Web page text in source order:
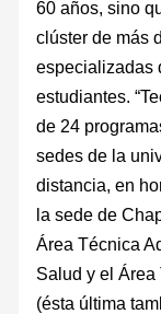
60 años, sino
clúster de más
especializadas
estudiantes.
de 24
sedes de la
distancia, en
la sede de
Área Técnica
Salud y el
(ésta última